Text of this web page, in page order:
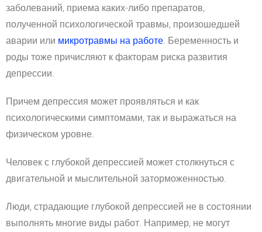
заболеваний, приема каких-либо препаратов,
полученной психологической травмы, произошедшей
аварии или микротравмы на работе. Беременность и
роды тоже причисляют к факторам риска развития
депрессии.
Причем депрессия может проявляться и как
психологическими симптомами, так и выражаться на
физическом уровне.
Человек с глубокой депрессией может столкнуться с
двигательной и мыслительной заторможенностью.
Люди, страдающие глубокой депрессией не в состоянии
выполнять многие виды работ. Например, не могут